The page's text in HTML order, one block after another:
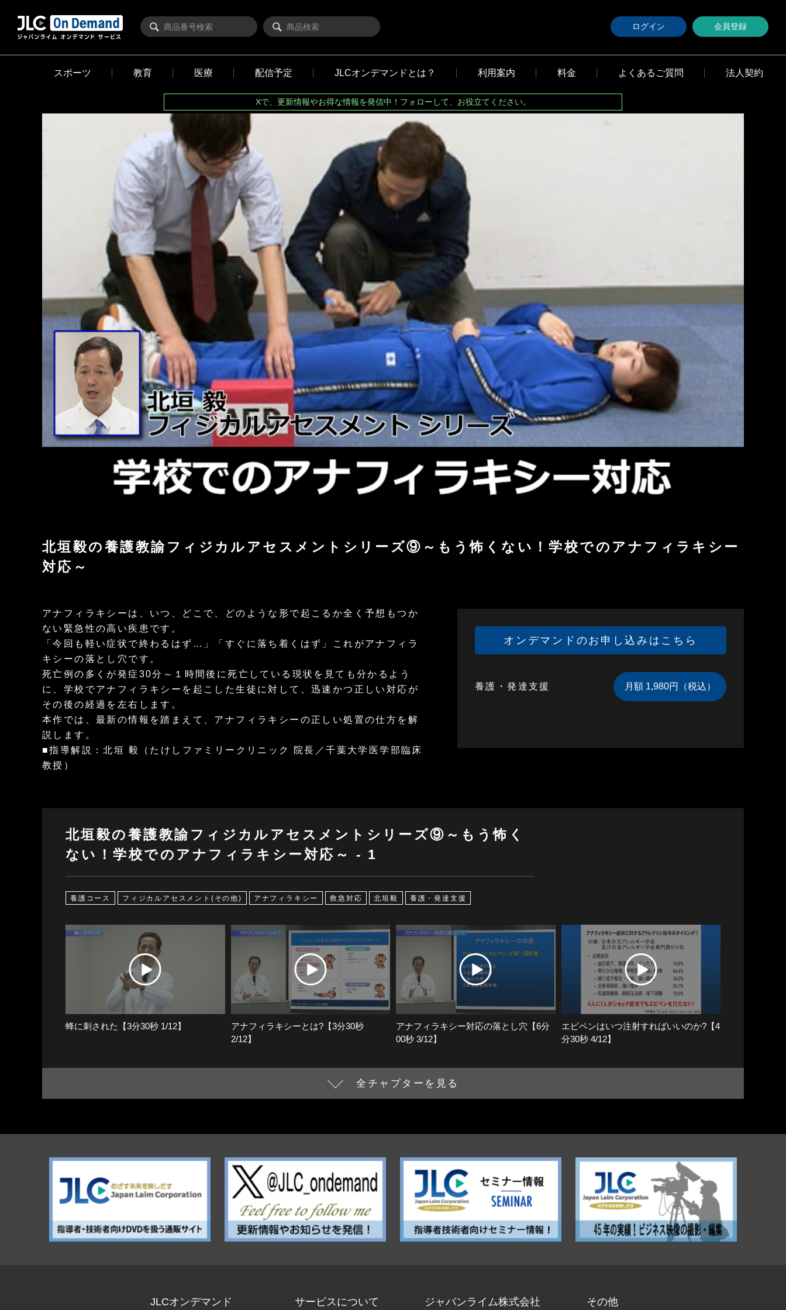
ログイン 会員登録
スポーツ 教育 医療 配信予定 JLCオンデマンドとは？ 利用案内 料金 よくあるご質問 法人契約
Xで、更新情報やお得な情報を発信中！フォローして、お役立てください。
北垣毅の養護教諭フィジカルアセスメントシリーズ⑨～もう怖くない！学校でのアナフィラキシー
対応～
アナフィラキシーは、いつ、どこで、どのような形で起こるか全く予想もつか
ない緊急性の高い疾患です。
「今回も軽い症状で終わるはず…」「すぐに落ち着くはず」これがアナフィラ
キシーの落とし穴です。
死亡例の多くが発症30分～１時間後に死亡している現状を見ても分かるよう
に、学校でアナフィラキシーを起こした生徒に対して、迅速かつ正しい対応が
その後の経過を左右します。
本作では、最新の情報を踏まえて、アナフィラキシーの正しい処置の仕方を解
説します。
■指導解説：北垣 毅（たけしファミリークリニック 院長／千葉大学医学部臨床
教授）
オンデマンドのお申し込みはこちら
養護・発達支援
北垣毅の養護教諭フィジカルアセスメントシリーズ⑨～もう怖く
ない！学校でのアナフィラキシー対応～ - 1
養護コース フィジカルアセスメント(その他) アナフィラキシー 救急対応 北垣毅 養護・発達支援
蜂に刺された【3分30秒 1/12】
アナフィラキシーとは?【3分30秒
2/12】
アナフィラキシー対応の落とし穴【6分
00秒 3/12】
エピペンはいつ注射すればいいのか?【4
分30秒 4/12】
全チャプターを見る
JLCオンデマンド サービスについて ジャパンライム株式会社 その他